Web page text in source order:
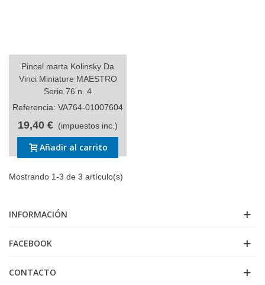
Pincel marta Kolinsky Da
Vinci Miniature MAESTRO
Serie 76 n. 4
Referencia: VA764-01007604
19,40 € (impuestos inc.)
Añadir al carrito
Mostrando 1-3 de 3 artículo(s)
INFORMACIÓN
FACEBOOK
CONTACTO